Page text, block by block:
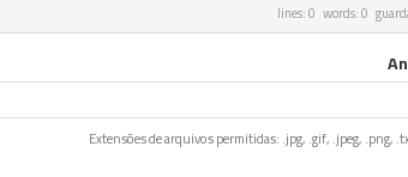
lines: 0 words: 0
Extensões de arquivos permitidas: .jpg, .gif, .jpeg, .png,